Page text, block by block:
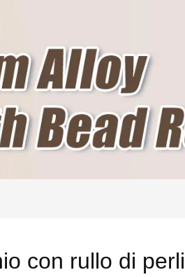
con rullo di